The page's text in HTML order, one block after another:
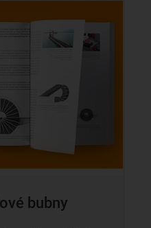
bubny